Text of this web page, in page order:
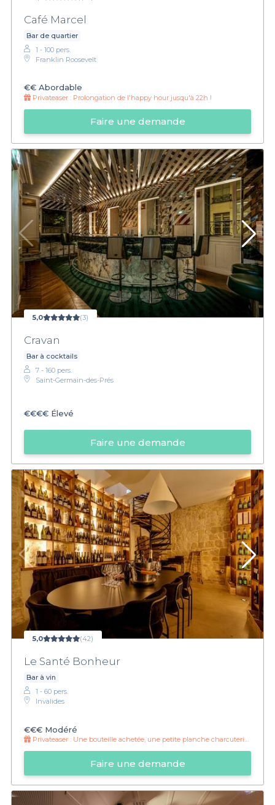
Café Marcel
Bar de quartier
1 - 100 pers.
Franklin Roosevelt
€€ Abordable
Privateaser : Prolongation de l'happy hour jusqu'à 22h !
Faire une demande
5,0 (3)
Cravan
Bar à cocktails
7 - 160 pers.
Saint-Germain-des-Prés
€€€€ Élevé
Faire une demande
5,0 (42)
Le Santé Bonheur
Bar à vin
1 - 60 pers.
Invalides
€€€ Modéré
Privateaser : Une bouteille achetée, une petite planche charcuterie offerte !
Faire une demande